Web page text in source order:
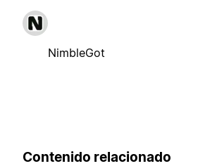
NimbleGot
Contenido relacionado